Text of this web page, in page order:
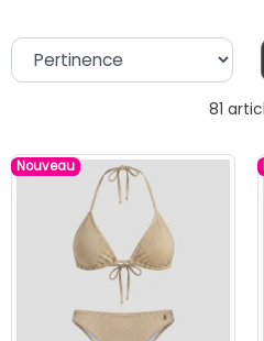
81
Nouveau